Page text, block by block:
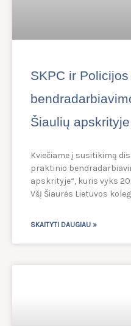
SKPC ir
Šiaulių apskrityje
Kviečiame į susitikimą
praktinio
apskrityje“, kuris vyks
VšĮ Šiaurės Lietuvos
SKAITYTI DAUGIAU »